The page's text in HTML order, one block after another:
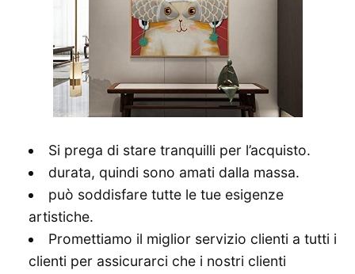
Si prega di stare tranquilli per l’acquisto.
durata, quindi sono amati dalla massa.
può soddisfare tutte le tue esigenze
artistiche.
Promettiamo il miglior servizio clienti a tutti i
clienti per assicurarci che i nostri clienti